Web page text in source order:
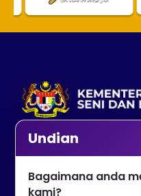
No. 2, Menara 1,
+603 8000 8000
Undian
Bagaimana anda
kami?